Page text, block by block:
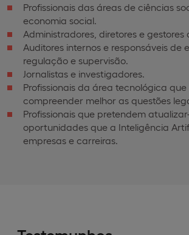
Profissionais das áreas de ciências
economia social.
Administradores, diretores e gestores
Auditores internos e responsáveis de
regulação e supervisão.
Jornalistas e investigadores.
Profissionais da área tecnológica
compreender melhor as questões
Profissionais que pretendem
oportunidades que a Inteligência
empresas e carreiras.